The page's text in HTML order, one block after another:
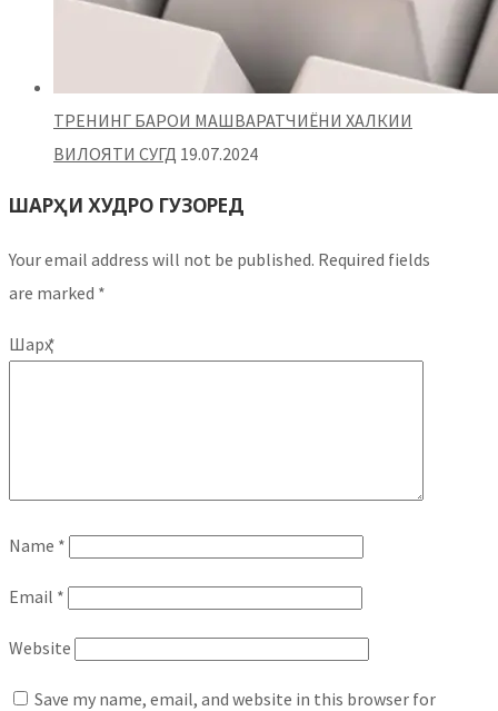
ТРЕНИНГ БАРОИ МАШВАРАТЧИЁНИ ХАЛКИИ
ВИЛОЯТИ СУГД 19.07.2024
ШАРҲИ ХУДРО ГУЗОРЕД
Your email address will not be published. Required fields
are marked *
Шарҳ*
Name *
Email *
Website
Save my name, email, and website in this browser for